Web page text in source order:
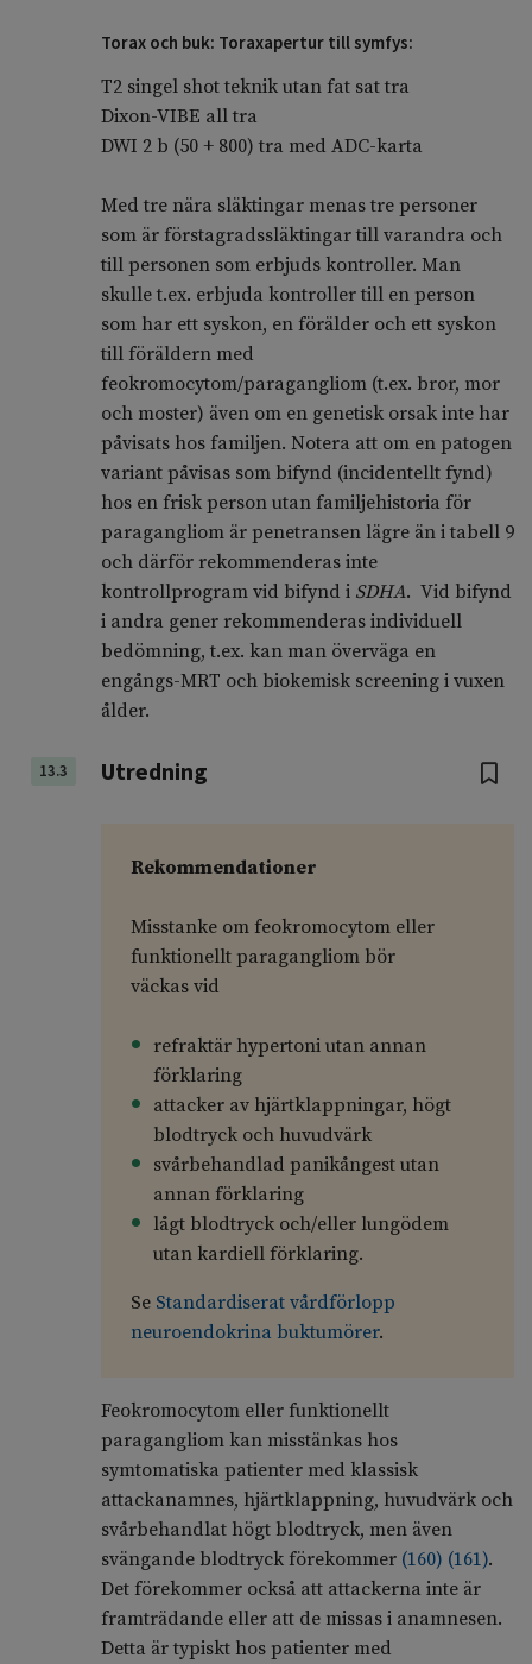
Torax och buk: Toraxapertur till symfys:
T2 singel shot teknik utan fat sat tra
Dixon-VIBE all tra
DWI 2 b (50 + 800) tra med ADC-karta
Med tre nära släktingar menas tre personer
som är förstagradssläktingar till varandra och
till personen som erbjuds kontroller. Man
skulle t.ex. erbjuda kontroller till en person
som har ett syskon, en förälder och ett syskon
till föräldern med
feokromocytom/paragangliom (t.ex. bror, mor
och moster) även om en genetisk orsak inte har
påvisats hos familjen. Notera att om en patogen
variant påvisas som bifynd (incidentellt fynd)
hos en frisk person utan familjehistoria för
paragangliom är penetransen lägre än i tabell 9
och därför rekommenderas inte
kontrollprogram vid bifynd i SDHA. Vid bifynd
i andra gener rekommenderas individuell
bedömning, t.ex. kan man överväga en
engångs-MRT och biokemisk screening i vuxen
ålder.
13.3 Utredning
Rekommendationer
Misstanke om feokromocytom eller
funktionellt paragangliom bör
väckas vid
refraktär hypertoni utan annan
förklaring
attacker av hjärtklappningar, högt
blodtryck och huvudvärk
svårbehandlad panikångest utan
annan förklaring
lågt blodtryck och/eller lungödem
utan kardiell förklaring.
Se Standardiserat vårdförlopp
neuroendokrina buktumörer.
Feokromocytom eller funktionellt
paragangliom kan misstänkas hos
symtomatiska patienter med klassisk
attackanamnes, hjärtklappning, huvudvärk och
svårbehandlat högt blodtryck, men även
svängande blodtryck förekommer (160) (161).
Det förekommer också att attackerna inte är
framträdande eller att de missas i anamnesen.
Detta är typiskt hos patienter med